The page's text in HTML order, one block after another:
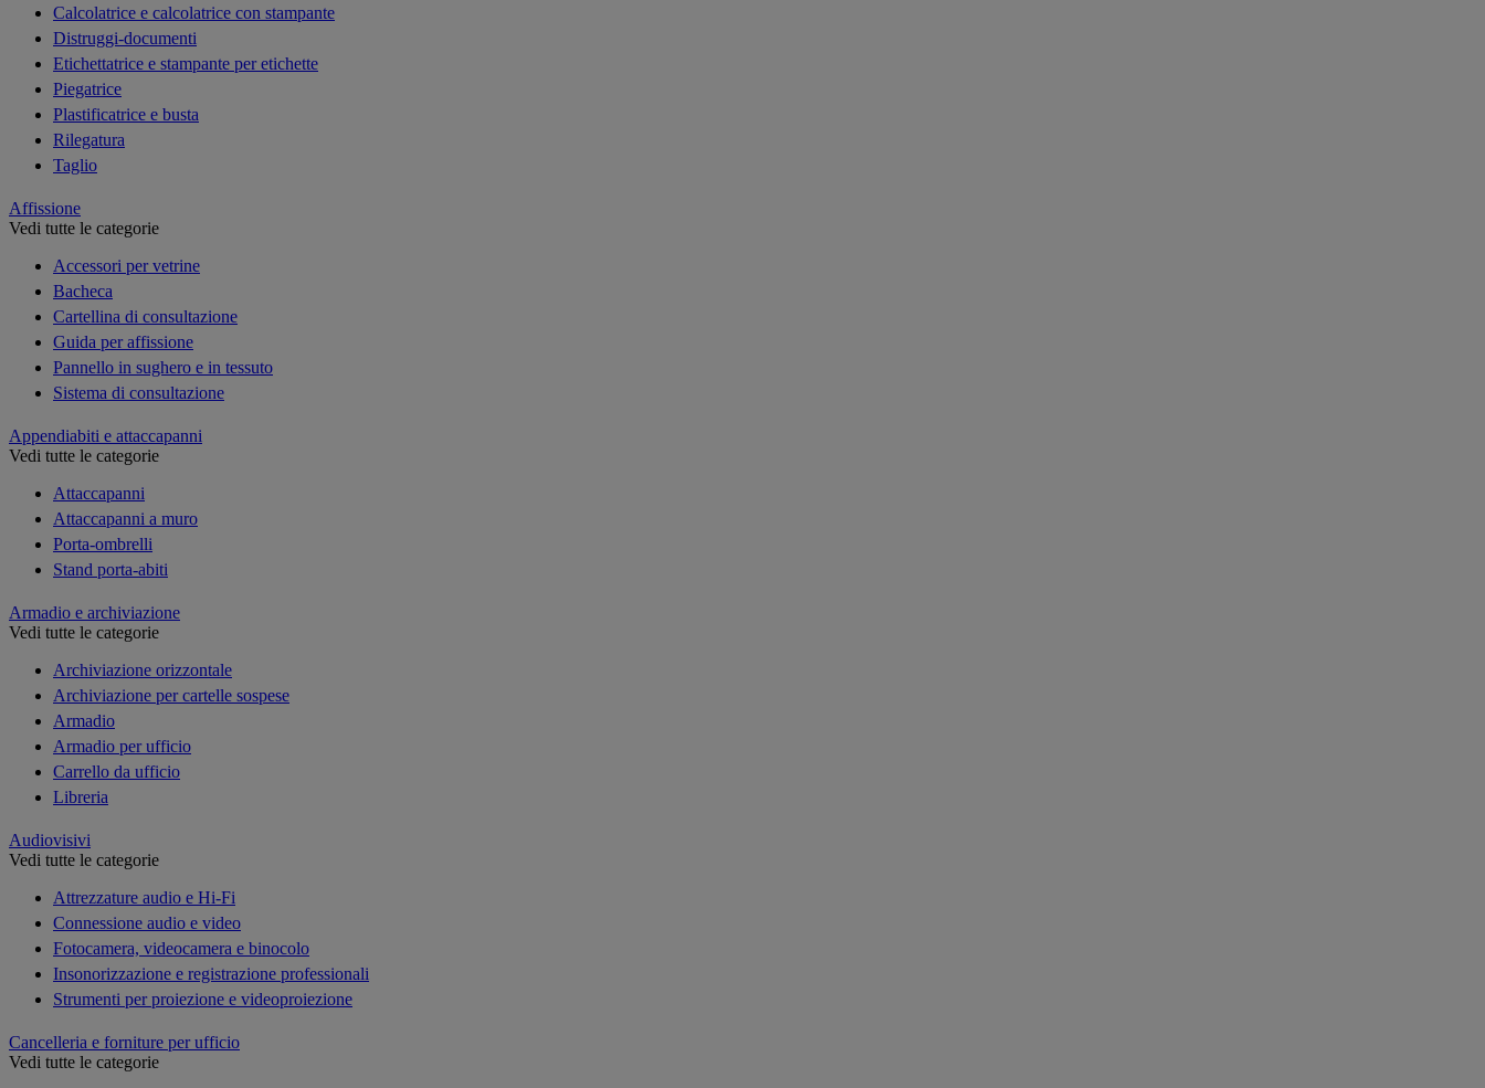
Calcolatrice e calcolatrice con stampante
Distruggi-documenti
Etichettatrice e stampante per etichette
Piegatrice
Plastificatrice e busta
Rilegatura
Taglio
Affissione
Vedi tutte le categorie
Accessori per vetrine
Bacheca
Cartellina di consultazione
Guida per affissione
Pannello in sughero e in tessuto
Sistema di consultazione
Appendiabiti e attaccapanni
Vedi tutte le categorie
Attaccapanni
Attaccapanni a muro
Porta-ombrelli
Stand porta-abiti
Armadio e archiviazione
Vedi tutte le categorie
Archiviazione orizzontale
Archiviazione per cartelle sospese
Armadio
Armadio per ufficio
Carrello da ufficio
Libreria
Audiovisivi
Vedi tutte le categorie
Attrezzature audio e Hi-Fi
Connessione audio e video
Fotocamera, videocamera e binocolo
Insonorizzazione e registrazione professionali
Strumenti per proiezione e videoproiezione
Cancelleria e forniture per ufficio
Vedi tutte le categorie